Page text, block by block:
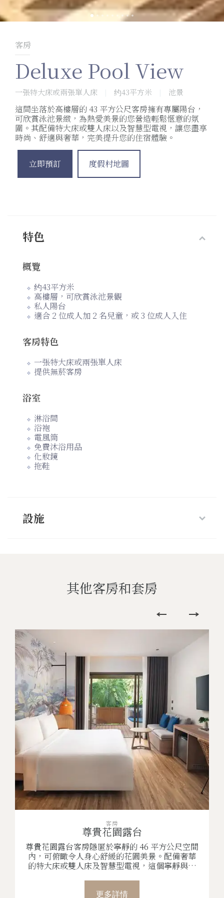
客房
Deluxe Pool View
一張特大床或兩張單人床 约43平方米 池景
這間坐落於高樓層的 43 平方公尺客房擁有專屬陽台，
可欣賞泳池景緻，為熱愛美景的您營造輕鬆愜意的氛
圍。其配備特大床或雙人床以及智慧型電視，讓您盡享
時尚、舒適與奢華，完美提升您的住宿體驗。
立即預訂 度假村地圖
特色
概覽
约43平方米
高樓層，可欣賞泳池景觀
私人陽台
適合 2 位成人加 2 名兒童，或 3 位成人入住
客房特色
一張特大床或兩張單人床
提供無菸客房
浴室
淋浴間
浴袍
電風筒
免費沐浴用品
化妝鏡
拖鞋
設施
其他客房和套房
客房
尊貴花園露台
尊貴花園露台客房隱匿於寧靜的 46 平方公尺空間
內，可俯瞰令人身心舒緩的花園美景。配備奢華
的特大床或雙人床及智慧型電視，這個寧靜與舒
更多詳情